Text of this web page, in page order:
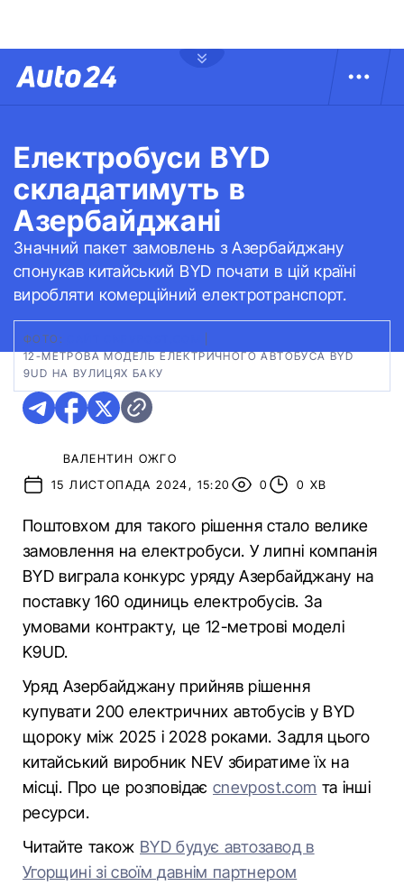
Електробуси BYD
складатимуть в
Азербайджані
Значний пакет замовлень з Азербайджану
спонукав китайський BYD почати в цій країні
виробляти комерційний електротранспорт.
ФОТО:
12-МЕТРОВА МОДЕЛЬ ЕЛЕКТРИЧНОГО АВТОБУСА BYD
9UD НА ВУЛИЦЯХ БАКУ
ВАЛЕНТИН ОЖГО
15 ЛИСТОПАДА 2024, 15:20
0 0 ХВ
Поштовхом для такого рішення стало велике
замовлення на електробуси. У липні компанія
BYD виграла конкурс уряду Азербайджану на
поставку 160 одиниць електробусів. За
умовами контракту, це 12-метрові моделі
K9UD.
Уряд Азербайджану прийняв рішення
купувати 200 електричних автобусів у BYD
щороку між 2025 і 2028 роками. Задля цього
китайський виробник NEV збиратиме їх на
місці. Про це розповідає cnevpost.com та інші
ресурси.
Читайте також BYD будує автозавод в
Угорщині зі своїм давнім партнером